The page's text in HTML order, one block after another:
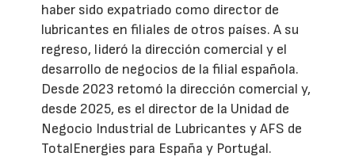
haber sido expatriado como director de
lubricantes en filiales de otros países. A su
regreso, lideró la dirección comercial y el
desarrollo de negocios de la filial española.
Desde 2023 retomó la dirección comercial y,
desde 2025, es el director de la Unidad de
Negocio Industrial de Lubricantes y AFS de
TotalEnergies para España y Portugal.